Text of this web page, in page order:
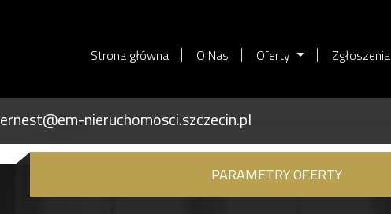
Strona główna O Nas Oferty Zgłoszenia
ernest@em-nieruchomosci.szczecin.pl
PARAMETRY OFERTY